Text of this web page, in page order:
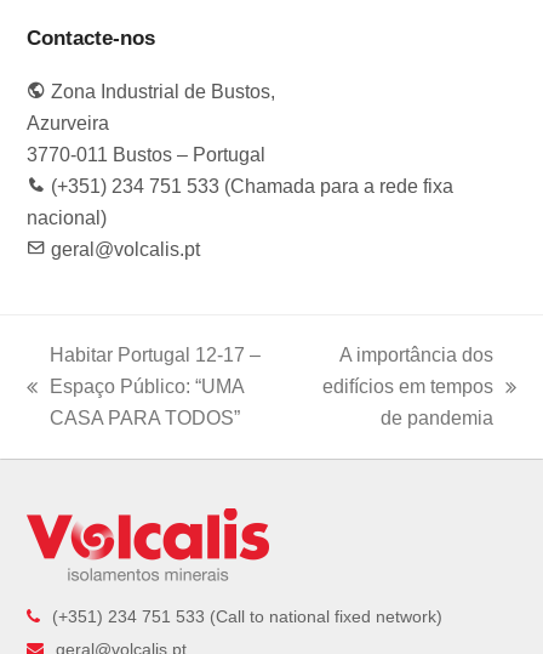
e
o
o
k
t
g
r
a
m
t
e
r
d
I
e
Contacte-nos
Zona Industrial de Bustos,
Azurveira
3770-011 Bustos – Portugal
(+351) 234 751 533 (Chamada para a rede fixa
nacional)
geral@volcalis.pt
previous
Habitar Portugal 12-17 –
Espaço Público: “UMA
CASA PARA TODOS”
A importância dos
edifícios em tempos
de pandemia
(+351) 234 751 533 (Call to national fixed network)
geral@volcalis.pt